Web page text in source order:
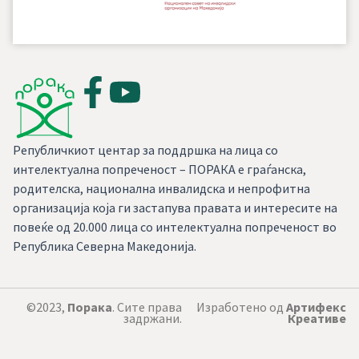
Републичкиот центар за поддршка на лица со
интелектуална попреченост – ПОРАКА е граѓанска,
родителска, национална инвалидска и непрофитна
организација која ги застапува правата и интересите на
повеќе од 20.000 лица со интелектуална попреченост во
Република Северна Македонија.
©2023, Порака. Сите права
задржани.
Изработено од Артифекс
Креативе